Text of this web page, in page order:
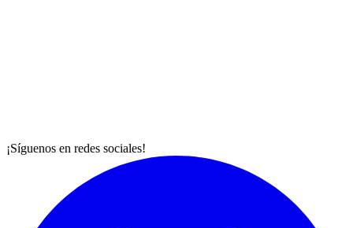
¡Síguenos en redes sociales!